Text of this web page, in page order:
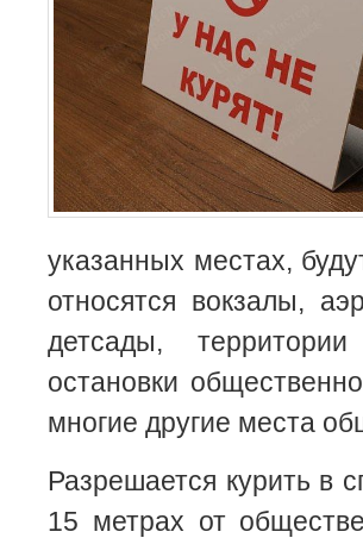
указанных местах,
относятся вокзалы,
детсады,
остановки
многие другие места
Разрешается курить в
15 метрах от